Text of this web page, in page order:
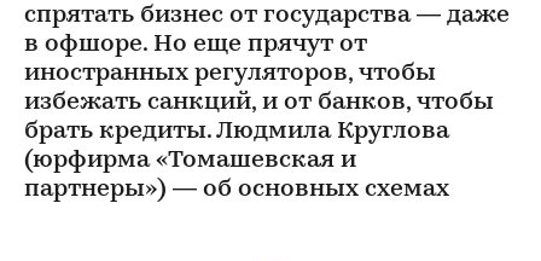
спрятать бизнес от государства — даже
в офшоре. Но еще прячут от
иностранных регуляторов, чтобы
избежать санкций, и от банков, чтобы
брать кредиты. Людмила Круглова
(юрфирма «Томашевская и
партнеры») — об основных схемах